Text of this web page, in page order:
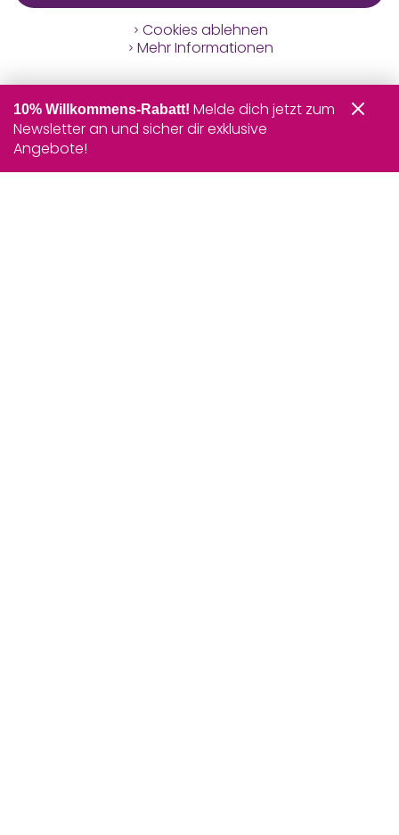
Cookies ablehnen
Mehr Informationen
10% Willkommens-Rabatt! Melde dich jetzt zum
Newsletter an und sicher dir exklusive
Angebote!